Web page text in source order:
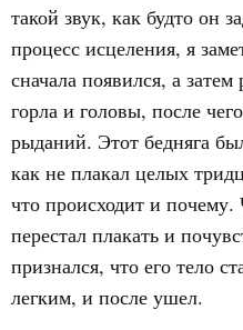
такой звук, как будто он
процесс исцеления, я
сначала появился, а затем
горла и головы, после
рыданий. Этот бедняга
как не плакал целых
что происходит и почему.
перестал плакать и
признался, что его тело
легким, и после ушел.